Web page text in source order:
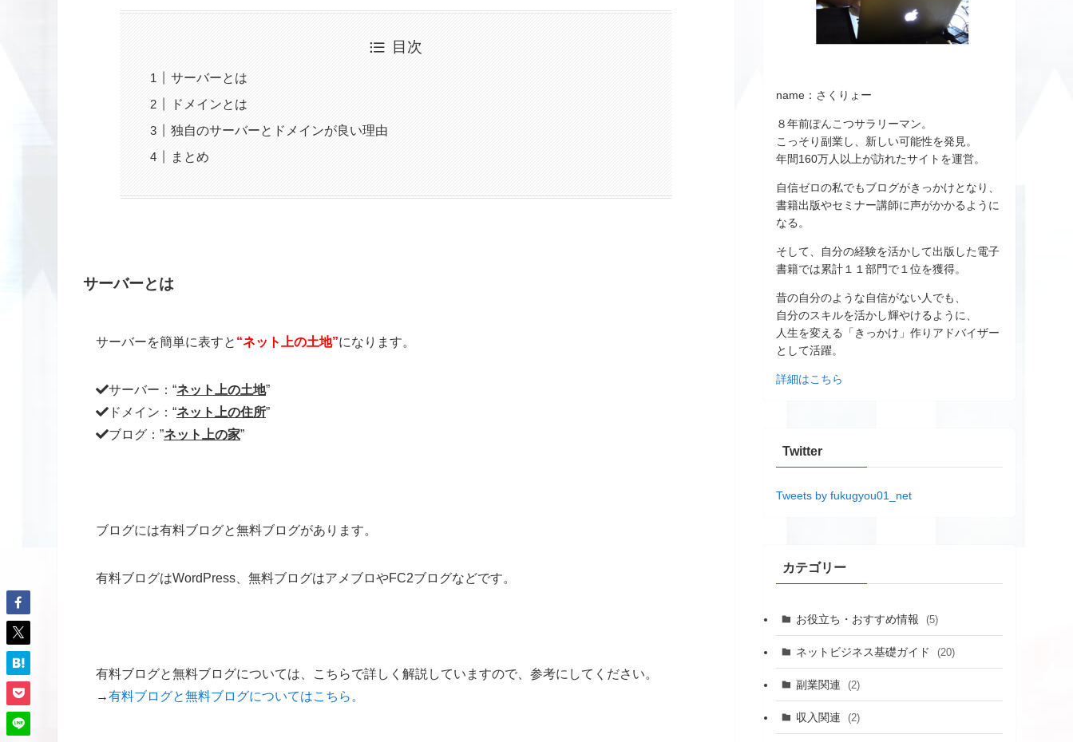
目次
サーバーとは
ドメインとは
独自のサーバーとドメインが良い理由
まとめ
サーバーとは
サーバーを簡単に表すと “ネット上の土地”になります。
サーバー：“ネット上の土地”
ドメイン：“ネット上の住所”
ブログ：”ネット上の家”
ブログには有料ブログと無料ブログがあります。
有料ブログはWordPress、無料ブログはアメブロやFC2ブログなどです。
有料ブログと無料ブログについては、こちらで詳しく解説していますので、参考にしてください。
→有料ブログと無料ブログについてはこちら。
name：さくりょー
８年前ぽんこつサラリーマン。
こっそり副業し、新しい可能性を発見。
年間160万人以上が訪れたサイトを運営。
自信ゼロの私でもブログがきっかけとなり、
書籍出版やセミナー講師に声がかかるように
なる。
そして、自分の経験を活かして出版した電子
書籍では累計１１部門で１位を獲得。
昔の自分のような自信がない人でも、
自分のスキルを活かし輝やけるように、
人生を変える「きっかけ」作りアドバイザー
として活躍。
詳細はこちら
Twitter
Tweets by fukugyou01_net
カテゴリー
お役立ち・おすすめ情報 (5)
ネットビジネス基礎ガイド (20)
副業関連 (2)
収入関連 (2)